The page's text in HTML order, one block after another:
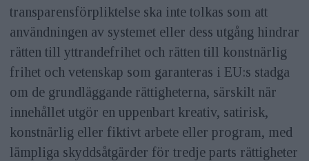
transparensförpliktelse ska inte tolkas som att
användningen av systemet eller dess utgång hindrar
rätten till yttrandefrihet och rätten till konstnärlig
frihet och vetenskap som garanteras i EU:s stadga
om de grundläggande rättigheterna, särskilt när
innehållet utgör en uppenbart kreativ, satirisk,
konstnärlig eller fiktivt arbete eller program, med
lämpliga skyddsåtgärder för tredje parts rättigheter